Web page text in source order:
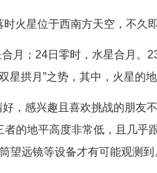
星位于西南方天空，不久即
；24日零时，水星合月。
星拱月”之势，其中，火星的
感兴趣且喜欢挑战的朋友
者的地平高度非常低，且几
望远镜等设备才有可能观测